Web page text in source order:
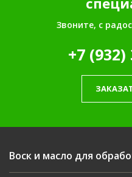
Звоните, с
+7 (932)
Воск и масло для